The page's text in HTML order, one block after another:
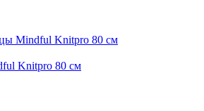
Knitpro 80 см